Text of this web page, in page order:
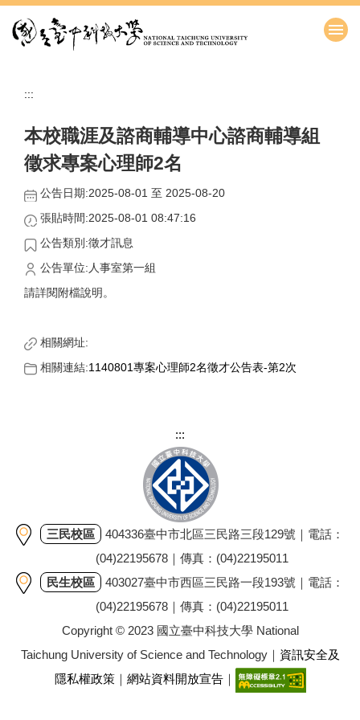
到
:::
本校職涯及諮商輔導中心諮商輔導組
徵求專案心理師2名
公告日期:2025-08-01 至 2025-08-20
張貼時間:2025-08-01 08:47:16
公告類別:徵才訊息
公告單位:人事室第一組
請詳閱附檔說明。
相關網址:
相關連結:1140801專案心理師2名徵才公告表-第2次
:::
三民校區
404336臺中市北區三民路三段129號｜電話：
(04)22195678｜傳真：(04)22195011
民生校區
403027臺中市西區三民路一段193號｜電話：
(04)22195678｜傳真：(04)22195011
Copyright © 2023 國立臺中科技大學 National
Taichung University of Science and Technology｜ 資訊安全及
隱私權政策｜ 網站資料開放宣告｜